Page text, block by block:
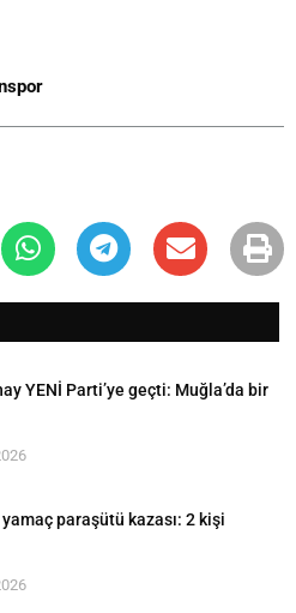
YENİ Parti’ye geçti: Muğla’da bir
yamaç paraşütü kazası: 2 kişi